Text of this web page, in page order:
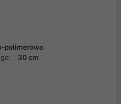
polimerowa
30 cm